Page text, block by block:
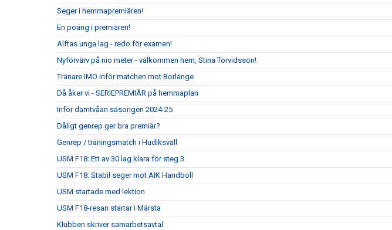
Seger i hemmapremiären!
En poäng i premiären!
Alftas unga lag - redo för examen!
Nyförvärv på nio meter - välkommen hem, Stina Torvidsson!
Tränare IMO inför matchen mot Borlänge
Då åker vi - SERIEPREMIÄR på hemmaplan
Inför damtvåan säsongen 2024-25
Dåligt genrep ger bra premiär?
Genrep / träningsmatch i Hudiksvall
USM F18: Ett av 30 lag klara för steg 3
USM F18: Stabil seger mot AIK Handboll
USM startade med lektion
USM F18-resan startar i Märsta
Klubben skriver samarbetsavtal